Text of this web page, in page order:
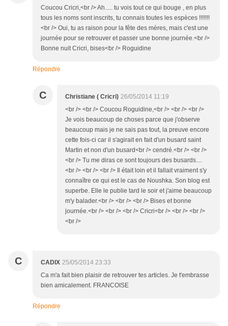
Coucou Cricri,<br /> Ah..... tu vois tout ce qui bouge , en plus
tous les noms sont inscrits, tu connais toutes les espèces !!!!!!!
<br /> Oui, tu as raison pour la fête des mères, mais c'est une
journée pour se retrouver et passer une bonne journée.<br />
Bonne nuit Cricri, bises<br /> Roguidine
Répondre
C Christiane ( Cricri) 26/05/2014 11:19
<br /> <br /> Coucou Roguidine,<br /> <br /> <br />
Je vois beaucoup de choses parce que j'observe
beaucoup mais je ne sais pas tout, la preuve encore
cette fois-ci car il s'agirait en fait d'un busard saint
Martin et non d'un busard<br /> cendré.<br /> <br />
<br /> Tu me diras ce sont toujours des busards....
<br /> <br /> <br /> Il était loin et il fallait vraiment s'y
connaître ce qui est le cas de Noushka. Son blog est
superbe. Elle le publie tard le soir et j'aime beaucoup
m'y balader.<br /> <br /> <br /> Bises et bonne
journée.<br /> <br /> <br /> Cricri<br /> <br /> <br />
<br />
C CADIX 25/05/2014 23:33
Ca m'a fait bien plaisir de retrouver tes articles. Je t'embrasse
bien amicalement. FRANCOISE
Répondre